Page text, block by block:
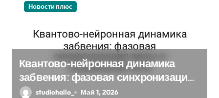
Новости плюс
Квантово-нейронная динамика
забвения: фазовая синхронизация
вены и социальной сети
studiohallo_ Май 1, 2026